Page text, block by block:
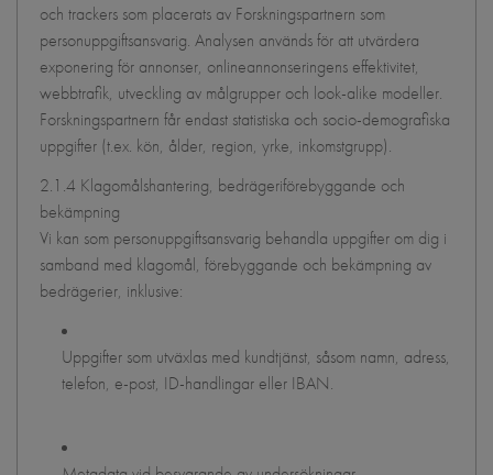
och trackers som placerats av Forskningspartnern som
personuppgiftsansvarig. Analysen används för att utvärdera
exponering för annonser, onlineannonseringens effektivitet,
webbtrafik, utveckling av målgrupper och look-alike modeller.
Forskningspartnern får endast statistiska och socio-demografiska
uppgifter (t.ex. kön, ålder, region, yrke, inkomstgrupp).
2.1.4 Klagomålshantering, bedrägeriförebyggande och
bekämpning
Vi kan som personuppgiftsansvarig behandla uppgifter om dig i
samband med klagomål, förebyggande och bekämpning av
bedrägerier, inklusive:
Uppgifter som utväxlas med kundtjänst, såsom namn, adress,
telefon, e-post, ID-handlingar eller IBAN.